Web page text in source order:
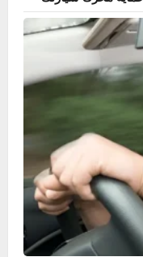
محرك سيارتك